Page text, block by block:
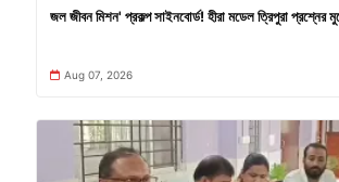
জল জীবন মিশন' প্রকল্প সাইনবোর্ড! হীরা মডেল ত্রিপুরা প্রশ্নের
Aug 07, 2026